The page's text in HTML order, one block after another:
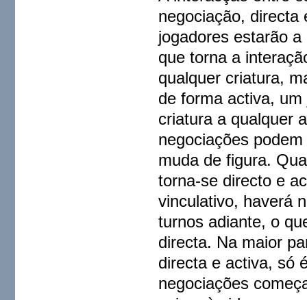
negociação, directa
jogadores estarão
que torna a
qualquer criatura,
de forma activa,
criatura a qualquer
negociações
muda de figura.
torna-se directo e
vinculativo, haverá
turnos adiante, o
directa. Na maior
directa e activa, só
negociações